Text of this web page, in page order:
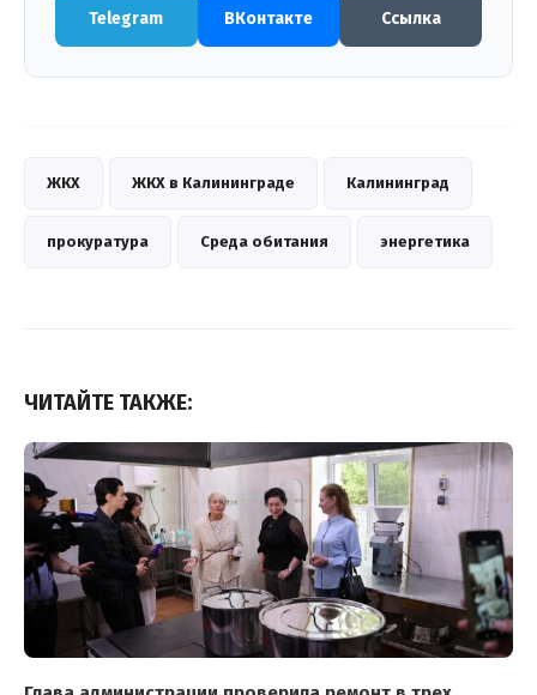
Telegram ВКонтакте Ссылка
ЖКХ ЖКХ в Калининграде Калининград
прокуратура Среда обитания энергетика
ЧИТАЙТЕ ТАКЖЕ: